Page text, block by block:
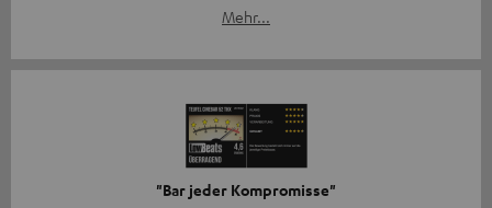
Mehr...
"Bar jeder Kompromisse"